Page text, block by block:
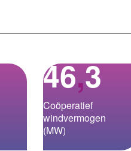
46,3
Coöperatief
windvermogen
(MW)